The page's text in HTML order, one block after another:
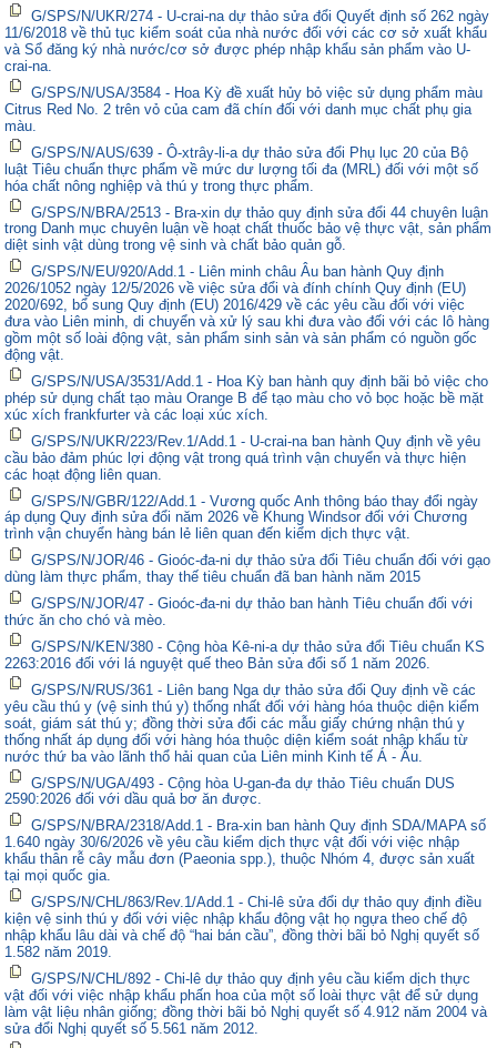
G/SPS/N/UKR/274 - U-crai-na dự thảo sửa đổi Quyết định số 262 ngày
11/6/2018 về thủ tục kiểm soát của nhà nước đối với các cơ sở xuất khẩu
và Sổ đăng ký nhà nước/cơ sở được phép nhập khẩu sản phẩm vào U-
crai-na.
G/SPS/N/USA/3584 - Hoa Kỳ đề xuất hủy bỏ việc sử dụng phẩm màu
Citrus Red No. 2 trên vỏ của cam đã chín đối với danh mục chất phụ gia
màu.
G/SPS/N/AUS/639 - Ô-xtrây-li-a dự thảo sửa đổi Phụ lục 20 của Bộ
luật Tiêu chuẩn thực phẩm về mức dư lượng tối đa (MRL) đối với một số
hóa chất nông nghiệp và thú y trong thực phẩm.
G/SPS/N/BRA/2513 - Bra-xin dự thảo quy định sửa đổi 44 chuyên luận
trong Danh mục chuyên luận về hoạt chất thuốc bảo vệ thực vật, sản phẩm
diệt sinh vật dùng trong vệ sinh và chất bảo quản gỗ.
G/SPS/N/EU/920/Add.1 - Liên minh châu Âu ban hành Quy định
2026/1052 ngày 12/5/2026 về việc sửa đổi và đính chính Quy định (EU)
2020/692, bổ sung Quy định (EU) 2016/429 về các yêu cầu đối với việc
đưa vào Liên minh, di chuyển và xử lý sau khi đưa vào đối với các lô hàng
gồm một số loài động vật, sản phẩm sinh sản và sản phẩm có nguồn gốc
động vật.
G/SPS/N/USA/3531/Add.1 - Hoa Kỳ ban hành quy định bãi bỏ việc cho
phép sử dụng chất tạo màu Orange B để tạo màu cho vỏ bọc hoặc bề mặt
xúc xích frankfurter và các loại xúc xích.
G/SPS/N/UKR/223/Rev.1/Add.1 - U-crai-na ban hành Quy định về yêu
cầu bảo đảm phúc lợi động vật trong quá trình vận chuyển và thực hiện
các hoạt động liên quan.
G/SPS/N/GBR/122/Add.1 - Vương quốc Anh thông báo thay đổi ngày
áp dụng Quy định sửa đổi năm 2026 về Khung Windsor đối với Chương
trình vận chuyển hàng bán lẻ liên quan đến kiểm dịch thực vật.
G/SPS/N/JOR/46 - Gioóc-đa-ni dự thảo sửa đổi Tiêu chuẩn đối với gạo
dùng làm thực phẩm, thay thế tiêu chuẩn đã ban hành năm 2015
G/SPS/N/JOR/47 - Gioóc-đa-ni dự thảo ban hành Tiêu chuẩn đối với
thức ăn cho chó và mèo.
G/SPS/N/KEN/380 - Cộng hòa Kê-ni-a dự thảo sửa đổi Tiêu chuẩn KS
2263:2016 đối với lá nguyệt quế theo Bản sửa đổi số 1 năm 2026.
G/SPS/N/RUS/361 - Liên bang Nga dự thảo sửa đổi Quy định về các
yêu cầu thú y (vệ sinh thú y) thống nhất đối với hàng hóa thuộc diện kiểm
soát, giám sát thú y; đồng thời sửa đổi các mẫu giấy chứng nhận thú y
thống nhất áp dụng đối với hàng hóa thuộc diện kiểm soát nhập khẩu từ
nước thứ ba vào lãnh thổ hải quan của Liên minh Kinh tế Á - Âu.
G/SPS/N/UGA/493 - Cộng hòa U-gan-đa dự thảo Tiêu chuẩn DUS
2590:2026 đối với dầu quả bơ ăn được.
G/SPS/N/BRA/2318/Add.1 - Bra-xin ban hành Quy định SDA/MAPA số
1.640 ngày 30/6/2026 về yêu cầu kiểm dịch thực vật đối với việc nhập
khẩu thân rễ cây mẫu đơn (Paeonia spp.), thuộc Nhóm 4, được sản xuất
tại mọi quốc gia.
G/SPS/N/CHL/863/Rev.1/Add.1 - Chi-lê sửa đổi dự thảo quy định điều
kiện vệ sinh thú y đối với việc nhập khẩu động vật họ ngựa theo chế độ
nhập khẩu lâu dài và chế độ “hai bán cầu”, đồng thời bãi bỏ Nghị quyết số
1.582 năm 2019.
G/SPS/N/CHL/892 - Chi-lê dự thảo quy định yêu cầu kiểm dịch thực
vật đối với việc nhập khẩu phấn hoa của một số loài thực vật để sử dụng
làm vật liệu nhân giống; đồng thời bãi bỏ Nghị quyết số 4.912 năm 2004 và
sửa đổi Nghị quyết số 5.561 năm 2012.